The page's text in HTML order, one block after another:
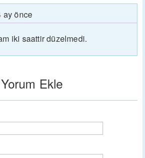
ay önce
iki saattir düzelmedi.
Yorum Ekle